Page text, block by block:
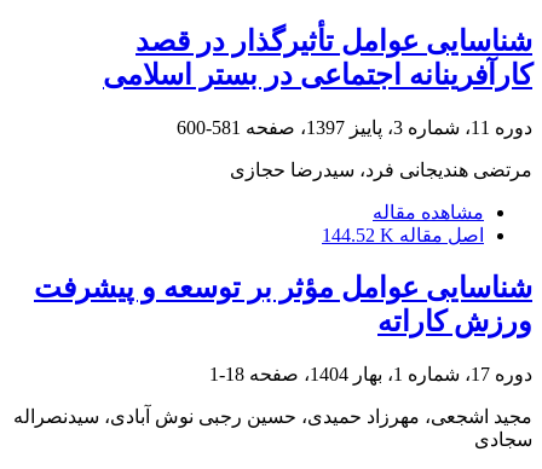
شناسایی عوامل تأثیرگذار در قصد
کارآفرینانه اجتماعی در بستر اسلامی
دوره 11، شماره 3، پاییز 1397، صفحه 581-600
مرتضی هندیجانی فرد، سیدرضا حجازی
مشاهده مقاله
اصل مقاله 144.52 K
شناسایی عوامل مؤثر بر توسعه و پیشرفت
ورزش کاراته
دوره 17، شماره 1، بهار 1404، صفحه 18-1
مجید اشجعی، مهرزاد حمیدی، حسین رجبی نوش آبادی، سیدنصراله
سجادی